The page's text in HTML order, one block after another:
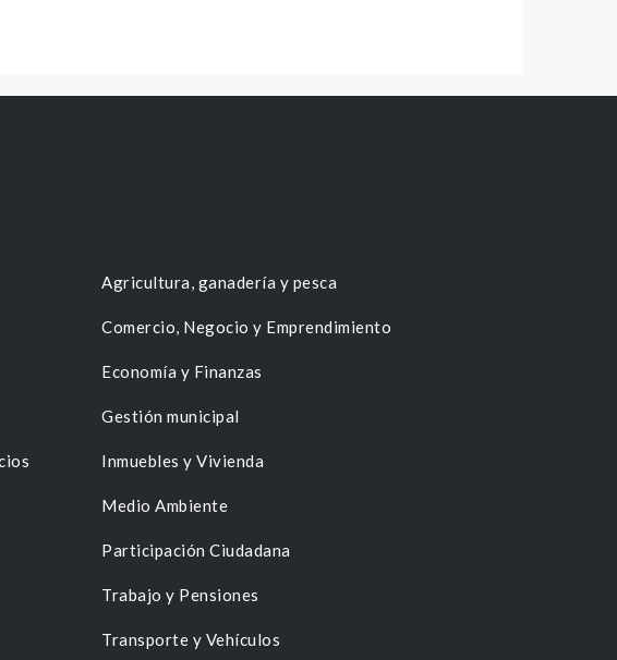
Agricultura, ganadería y pesca
Comercio, Negocio y Emprendimiento
Economía y Finanzas
Gestión municipal
Inmuebles y Vivienda
Medio Ambiente
Participación Ciudadana
Trabajo y Pensiones
Transporte y Vehículos